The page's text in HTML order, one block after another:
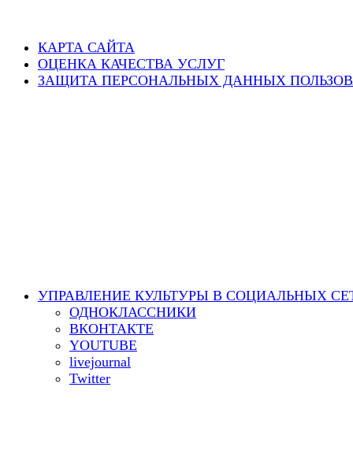
КАРТА САЙТА
ОЦЕНКА КАЧЕСТВА УСЛУГ
ЗАЩИТА ПЕРСОНАЛЬНЫХ ДАННЫХ
УПРАВЛЕНИЕ КУЛЬТУРЫ В СОЦИАЛЬНЫХ
ОДНОКЛАССНИКИ
ВКОНТАКТЕ
YOUTUBE
livejournal
Twitter